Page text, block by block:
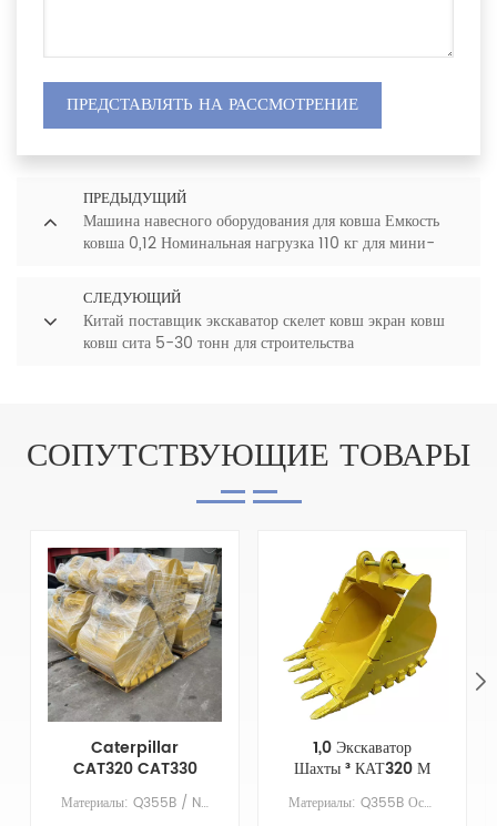
ПРЕДСТАВЛЯТЬ НА РАССМОТРЕНИЕ
ПРЕДЫДУЩИЙ
Машина навесного оборудования для ковша Емкость
ковша 0,12 Номинальная нагрузка 110 кг для мини-
погрузчик ZX450
СЛЕДУЮЩИЙ
Китай поставщик экскаватор скелет ковш экран ковш
ковш сита 5-30 тонн для строительства
СОПУТСТВУЮЩИЕ ТОВАРЫ
Caterpillar
CAT320 CAT330
CAT336 Heavy
Duty Rock BucketМатериалы: Q355B / NM400Основные параметрыМодельCAT336Блок защиты ковшаДАШтифт ковшаNOОбъем ковша/м³1.0ПротивовесНезачем
1,0 Экскаватор
Шахты ³ КАТ320 М
Тяжелый Разделяет
Ковш Утеса Материалы: Q355B Основные параметрыМодельCAT320Блок защиты ковшаДАКовш штифтNOОбъем ковша/ м³1,0ПротивовесНезачем